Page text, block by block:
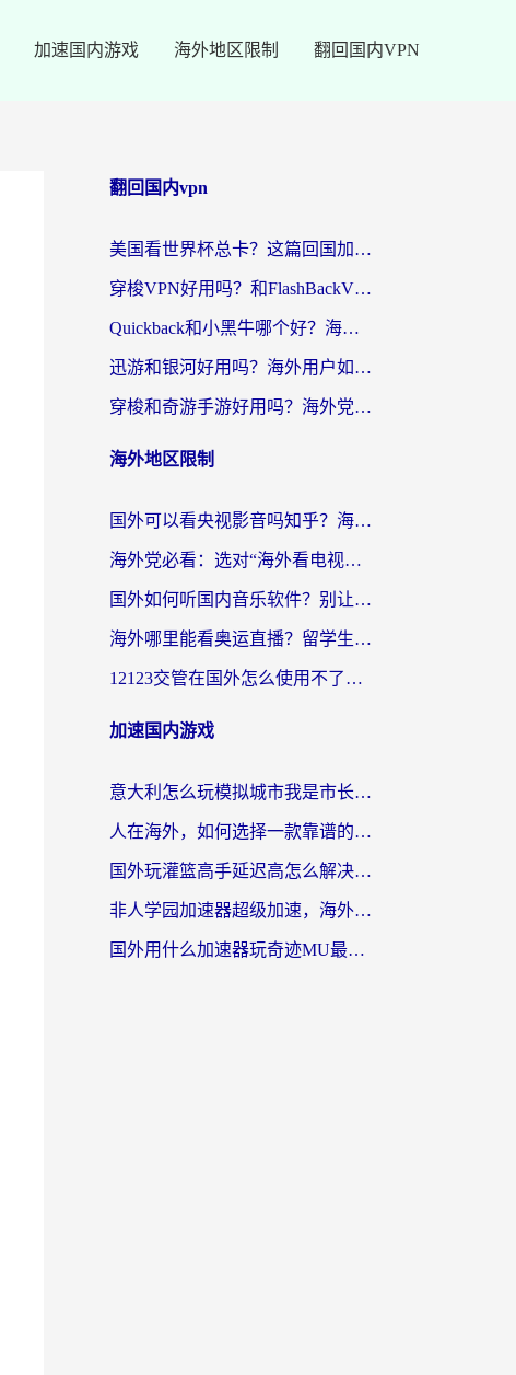
加速国内游戏 海外地区限制 翻回国内VPN
翻回国内vpn
美国看世界杯总卡？这篇回国加速器指南帮你无缝刷国内资源（附苹果手机VPN设置步骤）
穿梭VPN好用吗？和FlashBackVPN对比哪个回国效果更好？
Quickback和小黑牛哪个好？海外党亲测指南，选对回国加速器秒回国内
迅游和银河好用吗？海外用户如何选择回国加速器实现无缝访问国内资源
穿梭和奇游手游好用吗？海外党亲测3款回国加速器，附蜜蜂加速器七天试用攻略
海外地区限制
国外可以看央视影音吗知乎？海外党亲测有效的回国加速方案
海外党必看：选对“海外看电视剧软件”，再也不用愁国内剧刷不了
国外如何听国内音乐软件？别让地域限制，断了你的中文歌单
海外哪里能看奥运直播？留学生&海外华人必看的体育赛事观赛终极指南
12123交管在国外怎么使用不了？海外华人必看的无缝访问国内资源指南
加速国内游戏
意大利怎么玩模拟城市我是市长？海外党国服游戏加速终极攻略（附三国3量子特攻解决办法）
人在海外，如何选择一款靠谱的玩剑灵2加速器？
国外玩灌篮高手延迟高怎么解决？海外玩家国服游戏加速终极指南
非人学园加速器超级加速，海外玩家重返国服的通行证
国外用什么加速器玩奇迹MU最好？2026海外玩家国服游戏加速全攻略